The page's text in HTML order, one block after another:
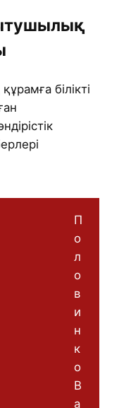
білікті
П
о
л
о
в
и
н
к
о
В
а